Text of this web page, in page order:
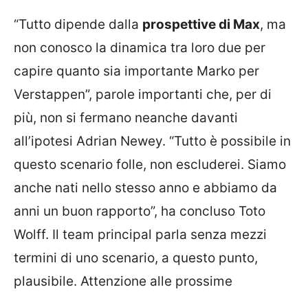
“Tutto dipende dalla prospettive di Max, ma
non conosco la dinamica tra loro due per
capire quanto sia importante Marko per
Verstappen”, parole importanti che, per di
più, non si fermano neanche davanti
all’ipotesi Adrian Newey. “Tutto è possibile in
questo scenario folle, non escluderei. Siamo
anche nati nello stesso anno e abbiamo da
anni un buon rapporto”, ha concluso Toto
Wolff. Il team principal parla senza mezzi
termini di uno scenario, a questo punto,
plausibile. Attenzione alle prossime